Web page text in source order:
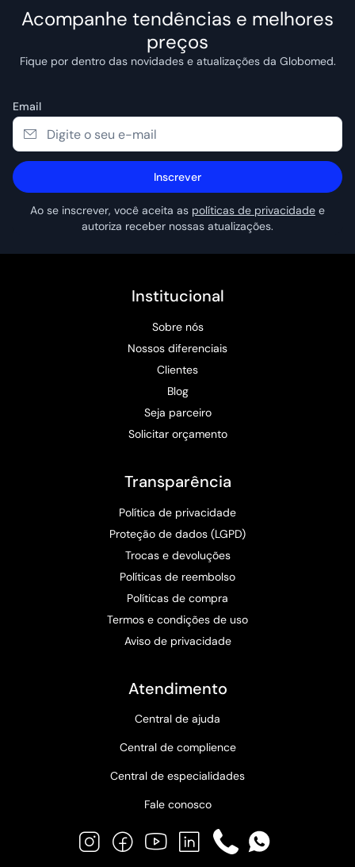
Acompanhe tendências e melhores
preços
Fique por dentro das novidades e atualizações da Globomed.
Email
Inscrever
Ao se inscrever, você aceita as políticas de privacidade e
autoriza receber nossas atualizações.
Institucional
Sobre nós
Nossos diferenciais
Clientes
Blog
Seja parceiro
Solicitar orçamento
Transparência
Política de privacidade
Proteção de dados (LGPD)
Trocas e devoluções
Políticas de reembolso
Políticas de compra
Termos e condições de uso
Aviso de privacidade
Atendimento
Central de ajuda
Central de complience
Central de especialidades
Fale conosco
InstagramFacebookYouTubeLinkedInPhoneWhatsApp